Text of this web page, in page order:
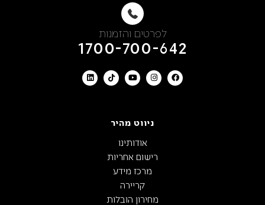
לפרטים והזמנות
1700-700-642
ניווט מהיר
אודותינו
רישום אחריות
מרכז מידע
קריירה
מחירון הובלות